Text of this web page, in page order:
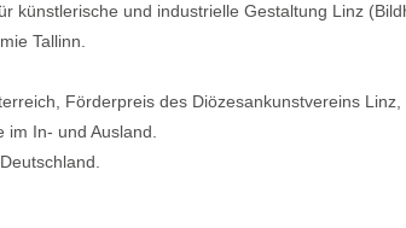
künstlerische und industrielle Gestaltung Linz
Tallinn.
Förderpreis des Diözesankunstvereins Linz,
In- und Ausland.